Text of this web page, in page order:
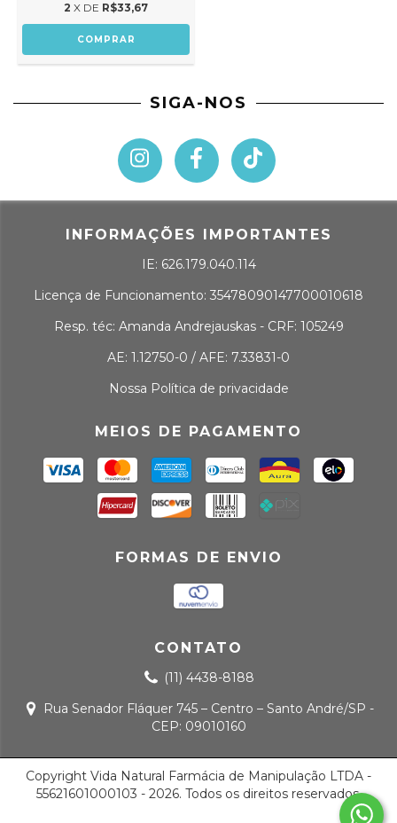
2 X DE R$33,67
SIGA-NOS
INFORMAÇÕES IMPORTANTES
IE: 626.179.040.114
Licença de Funcionamento: 35478090147700010618
Resp. téc: Amanda Andrejauskas - CRF: 105249
AE: 1.12750-0 / AFE: 7.33831-0
Nossa Política de privacidade
MEIOS DE PAGAMENTO
FORMAS DE ENVIO
CONTATO
(11) 4438-8188
Rua Senador Fláquer 745 – Centro – Santo André/SP -
CEP: 09010160
Copyright Vida Natural Farmácia de Manipulação LTDA -
55621601000103 - 2026. Todos os direitos reservados.